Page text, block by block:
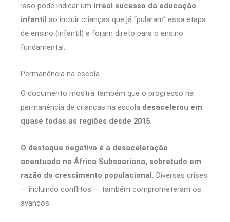
Isso pode indicar um irreal sucesso da educação
infantil ao incluir crianças que já “pularam” essa etapa
de ensino (infantil) e foram direto para o ensino
fundamental.
Permanência na escola
O documento mostra também que o progresso na
permanência de crianças na escola desacelerou em
quase todas as regiões desde 2015
O destaque negativo é a desaceleração
acentuada na África Subsaariana, sobretudo em
razão do crescimento populacional. Diversas crises
— incluindo conflitos — também comprometeram os
avanços.